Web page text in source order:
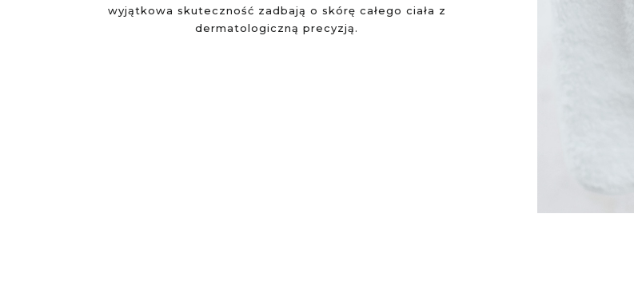
wyjątkowa skuteczność zadbają o skórę całego ciała z
dermatologiczną precyzją.